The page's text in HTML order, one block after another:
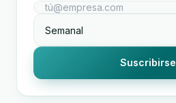
Suscribirse